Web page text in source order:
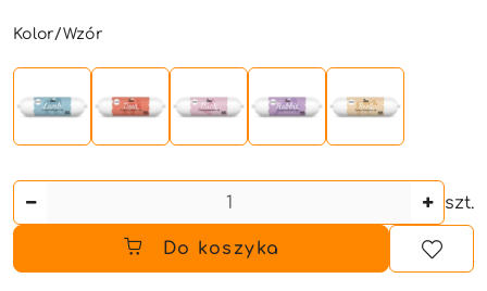
Wariant
Kolor/Wzór
szt.
Do koszyka